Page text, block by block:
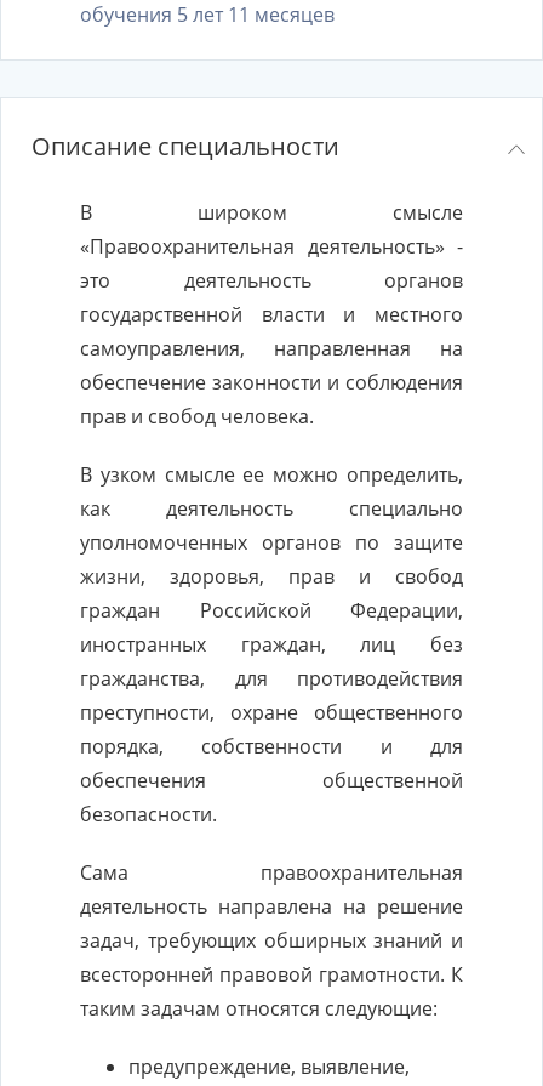
обучения 5 лет 11 месяцев
Описание специальности
В широком смысле
«Правоохранительная деятельность» -
это деятельность органов
государственной власти и местного
самоуправления, направленная на
обеспечение законности и соблюдения
прав и свобод человека.
В узком смысле ее можно определить,
как деятельность специально
уполномоченных органов по защите
жизни, здоровья, прав и свобод
граждан Российской Федерации,
иностранных граждан, лиц без
гражданства, для противодействия
преступности, охране общественного
порядка, собственности и для
обеспечения общественной
безопасности.
Сама правоохранительная
деятельность направлена на решение
задач, требующих обширных знаний и
всесторонней правовой грамотности. К
таким задачам относятся следующие:
предупреждение, выявление,